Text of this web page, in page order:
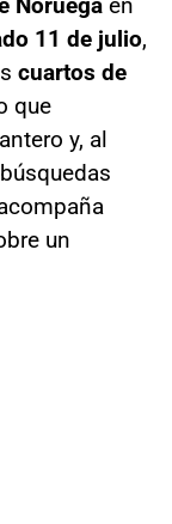
11 de julio,
cuartos de
que
y, al
un